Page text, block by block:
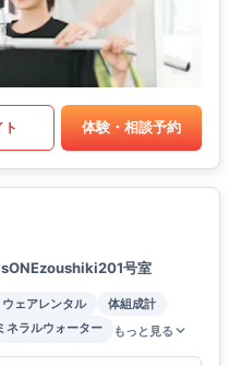
ト 体験・相談予約
号室
ウェアレンタル
体組成計
ネラルウォーター もっと見る